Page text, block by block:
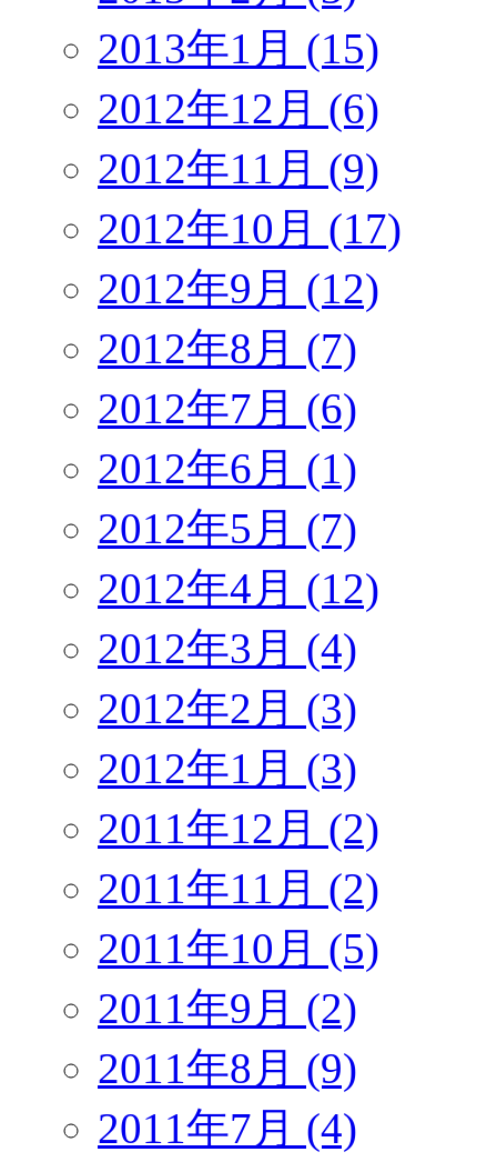
2013年1月 (15)
2012年12月 (6)
2012年11月 (9)
2012年10月 (17)
2012年9月 (12)
2012年8月 (7)
2012年7月 (6)
2012年6月 (1)
2012年5月 (7)
2012年4月 (12)
2012年3月 (4)
2012年2月 (3)
2012年1月 (3)
2011年12月 (2)
2011年11月 (2)
2011年10月 (5)
2011年9月 (2)
2011年8月 (9)
2011年7月 (4)